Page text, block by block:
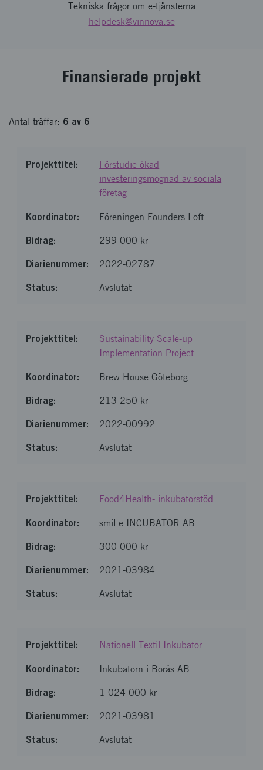
Tekniska frågor om e-tjänsterna
helpdesk@vinnova.se
Finansierade projekt
Antal träffar: 6 av 6
Förstudie ökad
investeringsmognad av sociala
företag
Föreningen Founders Loft
299 000 kr
2022-02787
Avslutat
Sustainability Scale-up
Implementation Project
Brew House Göteborg
213 250 kr
2022-00992
Avslutat
Food4Health- inkubatorstöd
smiLe INCUBATOR AB
300 000 kr
2021-03984
Avslutat
Nationell Textil Inkubator
Inkubatorn i Borås AB
1 024 000 kr
2021-03981
Avslutat